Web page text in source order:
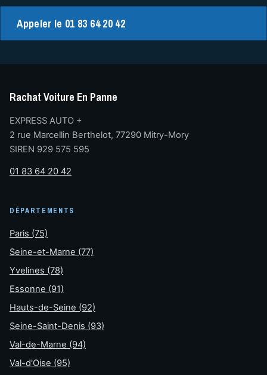
Appeler le 01 83 64 20 42
Rachat Voiture En Panne
EXPRESS AUTO +
2 rue Marcellin Berthelot, 77290 Mitry-Mory
SIREN 929 575 595
01 83 64 20 42
DÉPARTEMENTS
Paris (75)
Seine-et-Marne (77)
Yvelines (78)
Essonne (91)
Hauts-de-Seine (92)
Seine-Saint-Denis (93)
Val-de-Marne (94)
Val-d'Oise (95)